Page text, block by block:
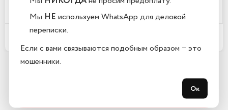
Какой срок гарантии?
Мы НЕ используем WhatsApp для деловой
переписки.
Если с вами связываются подобным образом − это
мошенники.
Ок